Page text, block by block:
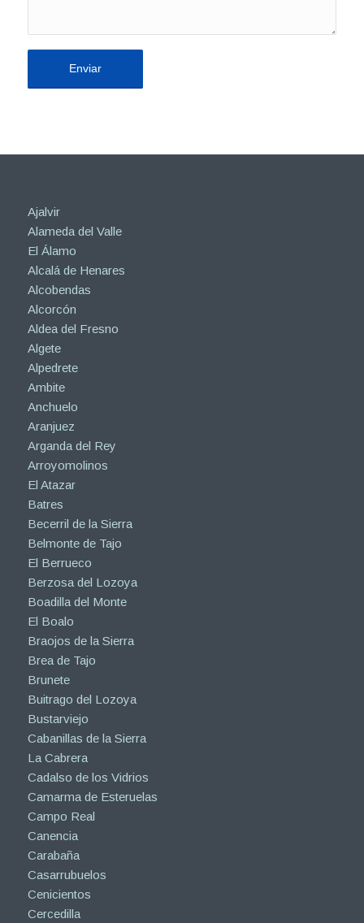
Ajalvir
Alameda del Valle
El Álamo
Alcalá de Henares
Alcobendas
Alcorcón
Aldea del Fresno
Algete
Alpedrete
Ambite
Anchuelo
Aranjuez
Arganda del Rey
Arroyomolinos
El Atazar
Batres
Becerril de la Sierra
Belmonte de Tajo
El Berrueco
Berzosa del Lozoya
Boadilla del Monte
El Boalo
Braojos de la Sierra
Brea de Tajo
Brunete
Buitrago del Lozoya
Bustarviejo
Cabanillas de la Sierra
La Cabrera
Cadalso de los Vidrios
Camarma de Esteruelas
Campo Real
Canencia
Carabaña
Casarrubuelos
Cenicientos
Cercedilla